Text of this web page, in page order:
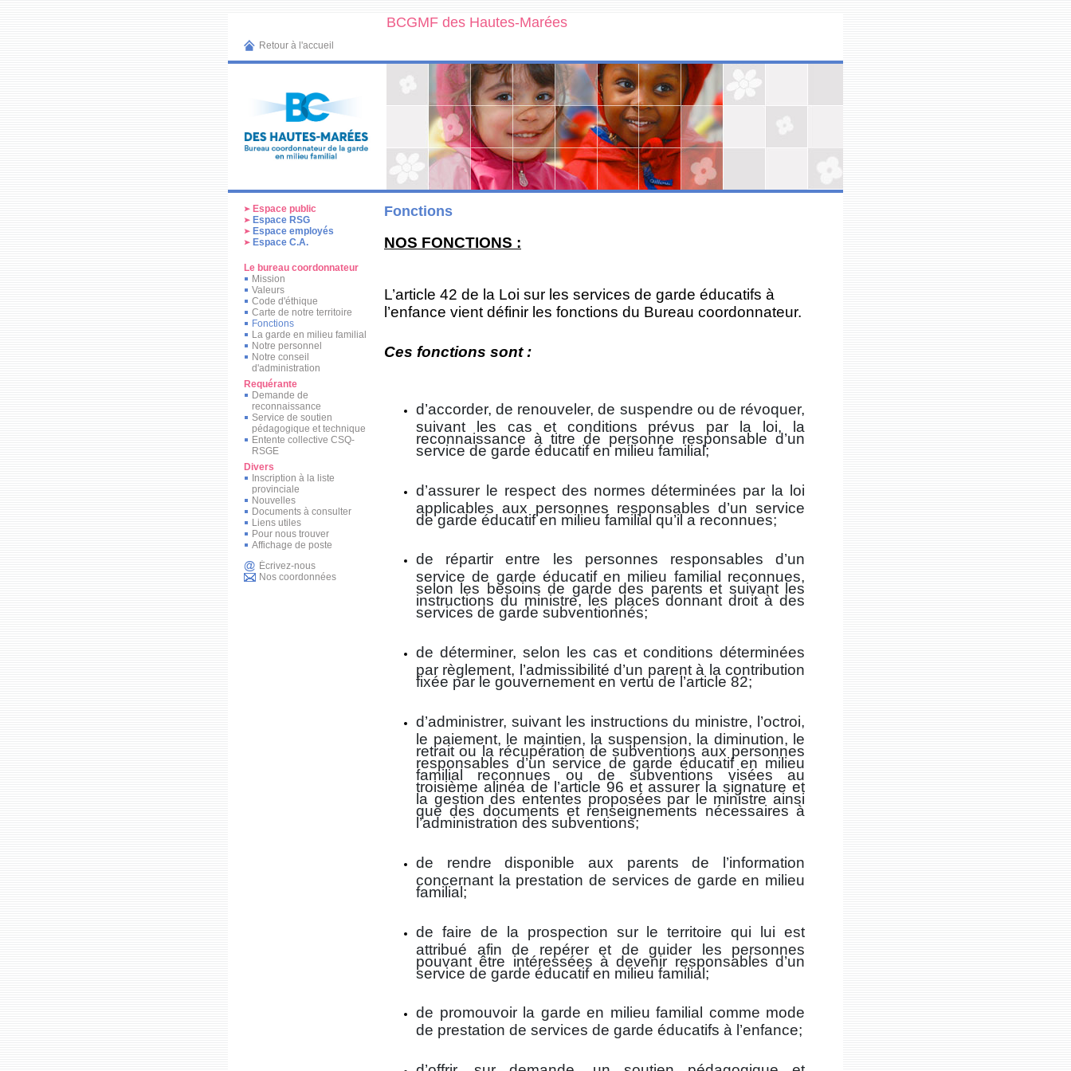
BCGMF des Hautes-Marées
Retour à l'accueil
Espace public
Espace RSG
Espace employés
Espace C.A.
Le bureau coordonnateur
Mission
Valeurs
Code d'éthique
Carte de notre territoire
Fonctions
La garde en milieu familial
Notre personnel
Notre conseil
d'administration
Requérante
Demande de
reconnaissance
Service de soutien
pédagogique et technique
Entente collective CSQ-
RSGE
Divers
Inscription à la liste
provinciale
Nouvelles
Documents à consulter
Liens utiles
Pour nous trouver
Affichage de poste
Écrivez-nous
Nos coordonnées
Fonctions
NOS FONCTIONS :
L’article 42 de la Loi sur les services de garde éducatifs à
l’enfance vient définir les fonctions du Bureau coordonnateur.
Ces fonctions sont :
d’accorder, de renouveler, de suspendre ou de révoquer,
suivant les cas et conditions prévus par la loi, la
reconnaissance à titre de personne responsable d’un
service de garde éducatif en milieu familial;
d’assurer le respect des normes déterminées par la loi
applicables aux personnes responsables d’un service
de garde éducatif en milieu familial qu’il a reconnues;
de répartir entre les personnes responsables d’un
service de garde éducatif en milieu familial reconnues,
selon les besoins de garde des parents et suivant les
instructions du ministre, les places donnant droit à des
services de garde subventionnés;
de déterminer, selon les cas et conditions déterminées
par règlement, l’admissibilité d’un parent à la contribution
fixée par le gouvernement en vertu de l’article 82;
d’administrer, suivant les instructions du ministre, l’octroi,
le paiement, le maintien, la suspension, la diminution, le
retrait ou la récupération de subventions aux personnes
responsables d’un service de garde éducatif en milieu
familial reconnues ou de subventions visées au
troisième alinéa de l’article 96 et assurer la signature et
la gestion des ententes proposées par le ministre ainsi
que des documents et renseignements nécessaires à
l’administration des subventions;
de rendre disponible aux parents de l’information
concernant la prestation de services de garde en milieu
familial;
de faire de la prospection sur le territoire qui lui est
attribué afin de repérer et de guider les personnes
pouvant être intéressées à devenir responsables d’un
service de garde éducatif en milieu familial;
de promouvoir la garde en milieu familial comme mode
de prestation de services de garde éducatifs à l’enfance;